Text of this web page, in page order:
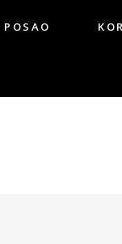
POSAO